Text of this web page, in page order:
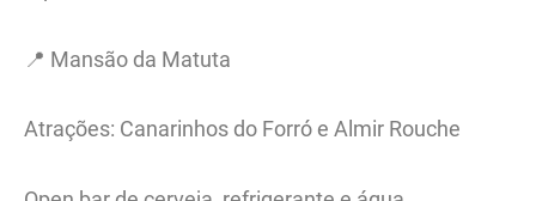
📍 Mansão da Matuta
Atrações: Canarinhos do Forró e Almir Rouche